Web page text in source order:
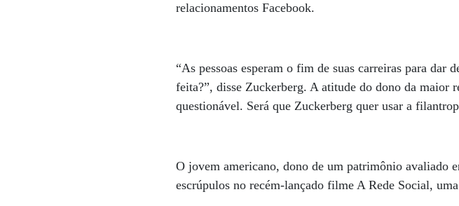
relacionamentos Facebook.
“As pessoas esperam o fim de suas carreiras para dar
feita?”, disse Zuckerberg. A atitude do dono da maior
questionável. Será que Zuckerberg quer usar a
O jovem americano, dono de um patrimônio avaliado
escrúpulos no recém-lançado filme A Rede Social,